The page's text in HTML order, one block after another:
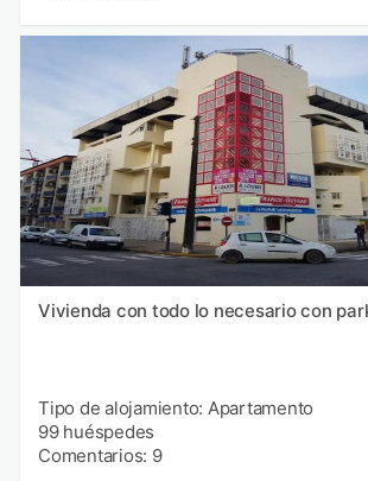
Vivienda con todo lo necesario con
Tipo de alojamiento: Apartamento
99 huéspedes
Comentarios: 9